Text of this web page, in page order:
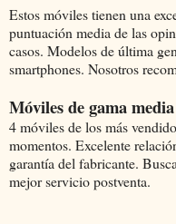
Estos móviles tienen una
puntuación media de las
casos. Modelos de última
smartphones. Nosotros
Móviles de gama
4 móviles de los más
momentos. Excelente
garantía del fabricante.
mejor servicio postventa.